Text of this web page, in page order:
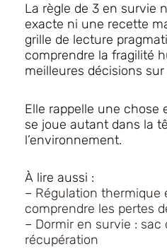
La règle de 3 en survie
exacte ni une recette
grille de lecture
comprendre la fragilité
meilleures décisions
Elle rappelle une chose
se joue autant dans la
l’environnement.
À lire aussi :
– Régulation thermique
comprendre les pertes
– Dormir en survie :
récupération